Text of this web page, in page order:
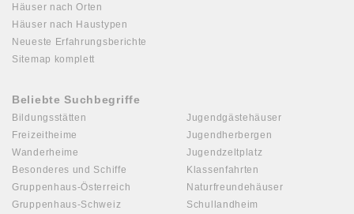
Häuser nach Orten
Häuser nach Haustypen
Neueste Erfahrungsberichte
Sitemap komplett
Beliebte Suchbegriffe
Bildungsstätten
Freizeitheime
Wanderheime
Besonderes und Schiffe
Gruppenhaus-Österreich
Gruppenhaus-Schweiz
Jugendgästehäuser
Jugendherbergen
Jugendzeltplatz
Klassenfahrten
Naturfreundehäuser
Schullandheim